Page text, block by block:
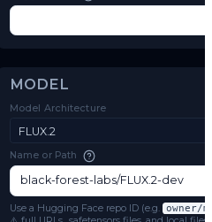
Training Name
MODEL
Model Architecture
FLUX.2